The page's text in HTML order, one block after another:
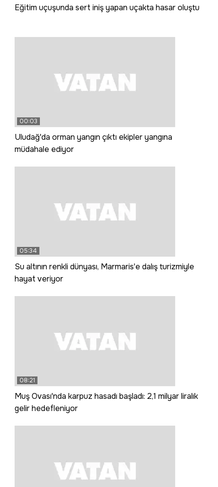
Eğitim uçuşunda sert iniş yapan uçakta hasar oluştu
00:03
Uludağ'da orman yangın çıktı ekipler yangına
müdahale ediyor
05:34
Su altının renkli dünyası, Marmaris'e dalış turizmiyle
hayat veriyor
08:21
Muş Ovası'nda karpuz hasadı başladı: 2,1 milyar liralık
gelir hedefleniyor